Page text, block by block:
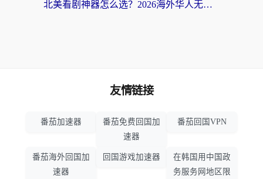
北美看剧神器怎么选？2026海外华人无缝访问国内资源全攻略
友情链接
番茄加速器
番茄免费回国加
速器
番茄回国VPN
番茄海外回国加
速器
回国游戏加速器
在韩国用中国政
务服务网地区限